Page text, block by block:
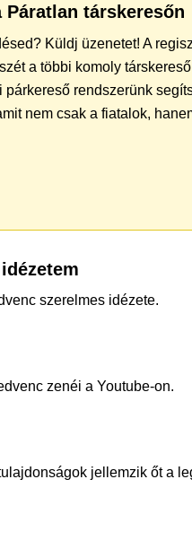
társkeresőn
Küldj üzenetet! A
a többi komoly
rendszerünk
nem csak a fiatalok,
szerelmes idézete.
zenéi a Youtube-on.
jellemzik őt a